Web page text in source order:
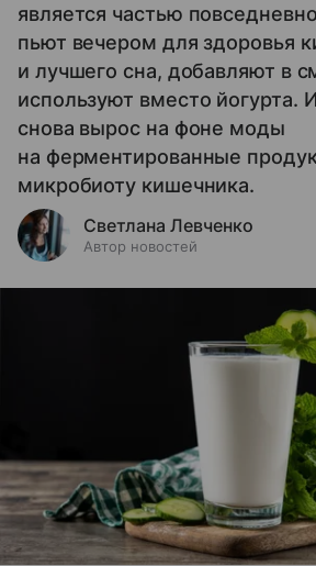
является частью
пьют вечером для здоровья
и лучшего сна, добавляют в
используют вместо йогурта.
снова вырос на фоне моды
на ферментированные
микробиоту кишечника.
Светлана Левченко
Автор новостей